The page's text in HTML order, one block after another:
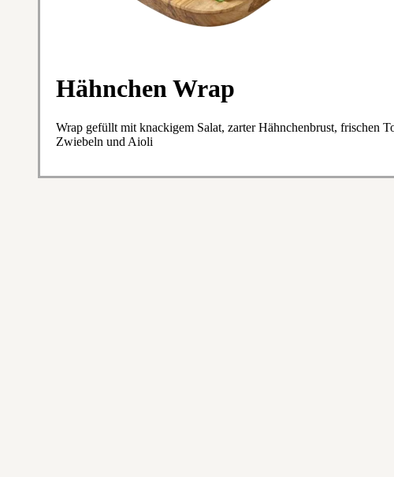
Hähnchen Wrap
Wrap gefüllt mit knackigem Salat, zarter Hähnchenbrust, frischen
Zwiebeln und Aioli